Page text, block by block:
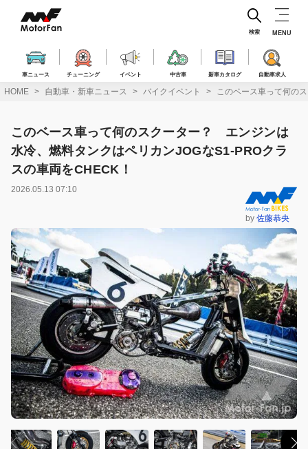
ス
車ニュース チューニング イベント 中古車 新車カタログ 自動車求人
検索 MENU
HOME 自動車・新車ニュース バイクイベント このベース車って何の
このベース車って何のスクーター？ エンジンは
水冷、燃料タンクはペリカンJOGなS1-PROクラ
スの車両をCHECK！
2026.05.13 07:10
by佐藤恭央